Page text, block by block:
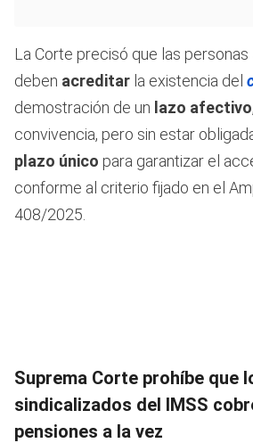
La Corte precisó que las personas
deben acreditar la existencia del
demostración de un lazo afectivo
convivencia, pero sin estar
plazo único para garantizar el
conforme al criterio fijado en el
408/2025.
Suprema Corte prohíbe que
sindicalizados del IMSS
pensiones a la vez